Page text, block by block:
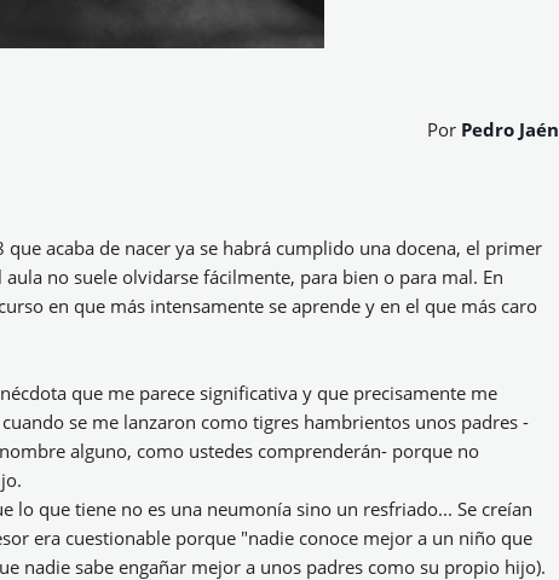
Por Pedro Jaén
acaba de nacer ya se habrá cumplido una docena, el primer
no suele olvidarse fácilmente, para bien o para mal. En
en que más intensamente se aprende y en el que más caro
que me parece significativa y que precisamente me
se me lanzaron como tigres hambrientos unos padres -
alguno, como ustedes comprenderán- porque no
lo que tiene no es una neumonía sino un resfriado... Se creían
era cuestionable porque "nadie conoce mejor a un niño que
nadie sabe engañar mejor a unos padres como su propio hijo).